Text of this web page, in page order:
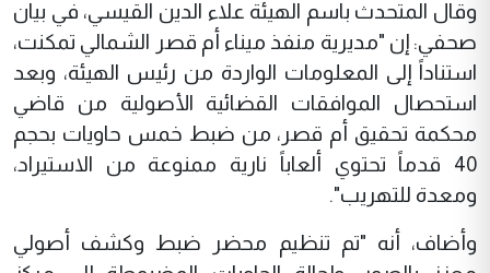
وقال المتحدث باسم الهيئة علاء الدين القيسي، في بيان
صحفي: إن "مديرية منفذ ميناء أم قصر الشمالي تمكنت،
استناداً إلى المعلومات الواردة من رئيس الهيئة، وبعد
استحصال الموافقات القضائية الأصولية من قاضي
محكمة تحقيق أم قصر، من ضبط خمس حاويات بحجم
40 قدماً تحتوي ألعاباً نارية ممنوعة من الاستيراد،
ومعدة للتهريب".
وأضاف، أنه "تم تنظيم محضر ضبط وكشف أصولي